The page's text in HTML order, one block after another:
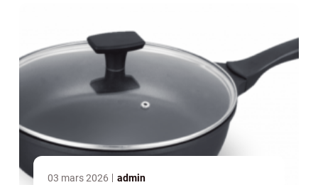
03 mars 2026 admin